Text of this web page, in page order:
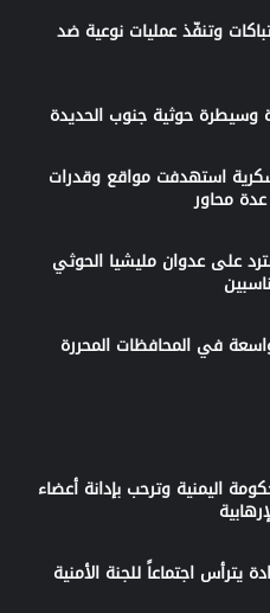
وتنفّذ عمليات نوعية ضد
وسيطرة حوثية جنوب الحديدة
استهدفت مواقع وقدرات
عدة محاور
على عدوان مليشيا الحوثي
في المحافظات المحررة
اليمنية وترحب بإدانة أعضاء
اجتماعاً للجنة الأمنية